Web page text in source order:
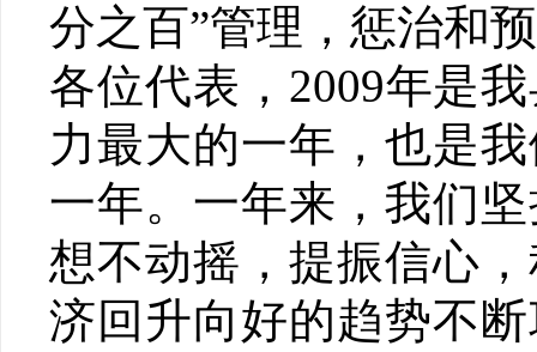
分之百”管理，惩治和
各位代表，2009年是
力最大的一年，也是
一年。一年来，我们
想不动摇，提振信心
济回升向好的趋势不